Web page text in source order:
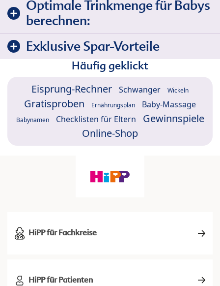
Optimale Trinkmenge für Babys
berechnen:
Exklusive Spar-Vorteile
Häufig geklickt
Eisprung-Rechner Schwanger Wickeln
Gratisproben Ernährungsplan Baby-Massage
Babynamen Checklisten für Eltern
Gewinnspiele
Online-Shop
HiPP für Fachkreise
HiPP für Patienten